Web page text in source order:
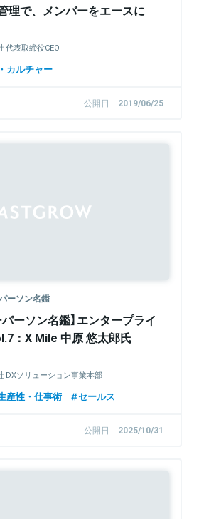
理で、メンバーをエースに
代表取締役CEO
カルチャー
公開日 2019/06/25
ーソン名鑑
ーソン名鑑】エンタープライ
：X Mile 中原 悠太郎氏
DXソリューション事業本部
産性・仕事術 セールス
公開日 2025/10/31